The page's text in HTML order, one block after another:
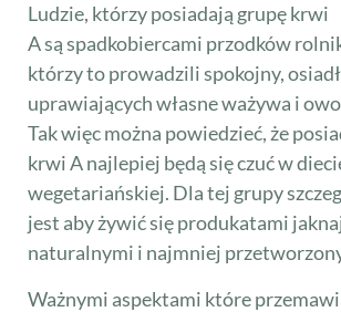
Ludzie, którzy posiadają grupę krwi
A są spadkobiercami przodków
którzy to prowadzili spokojny,
uprawiających własne ważywa i
Tak więc można powiedzieć, że
krwi A najlepiej będą się czuć w
wegetariańskiej. Dla tej grupy
jest aby żywić się produkatami
naturalnymi i najmniej
Ważnymi aspektami które